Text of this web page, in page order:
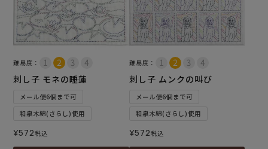
難易度：
刺し子 モネの睡蓮
メール便6個まで可
和泉木綿(さらし)使用
¥572税込
難易度：
刺し子 ムンクの叫び
メール便6個まで可
和泉木綿(さらし)使用
¥572税込